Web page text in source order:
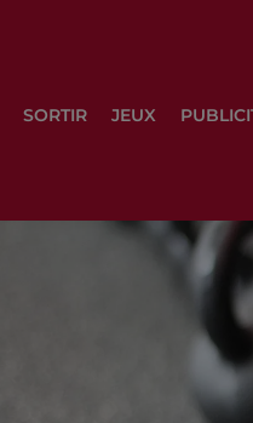
SORTIR JEUX